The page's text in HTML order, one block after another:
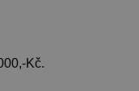
Kč.